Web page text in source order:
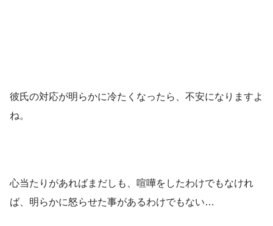
彼氏の対応が明らかに冷たくなったら、不安になりますよ
ね。
心当たりがあればまだしも、喧嘩をしたわけでもなけれ
ば、明らかに怒らせた事があるわけでもない…